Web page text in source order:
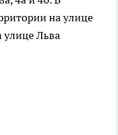
на улице
улице Льва